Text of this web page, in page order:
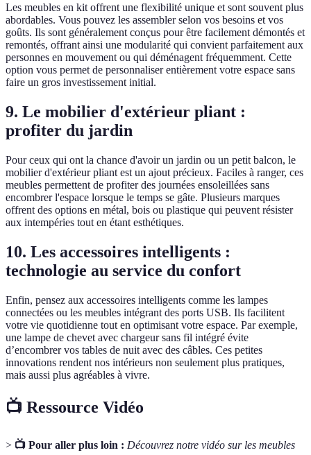
Les meubles en kit offrent une flexibilité unique et sont souvent plus
abordables. Vous pouvez les assembler selon vos besoins et vos
goûts. Ils sont généralement conçus pour être facilement démontés et
remontés, offrant ainsi une modularité qui convient parfaitement aux
personnes en mouvement ou qui déménagent fréquemment. Cette
option vous permet de personnaliser entièrement votre espace sans
faire un gros investissement initial.
9. Le mobilier d'extérieur pliant :
profiter du jardin
Pour ceux qui ont la chance d'avoir un jardin ou un petit balcon, le
mobilier d'extérieur pliant est un ajout précieux. Faciles à ranger, ces
meubles permettent de profiter des journées ensoleillées sans
encombrer l'espace lorsque le temps se gâte. Plusieurs marques
offrent des options en métal, bois ou plastique qui peuvent résister
aux intempéries tout en étant esthétiques.
10. Les accessoires intelligents :
technologie au service du confort
Enfin, pensez aux accessoires intelligents comme les lampes
connectées ou les meubles intégrant des ports USB. Ils facilitent
votre vie quotidienne tout en optimisant votre espace. Par exemple,
une lampe de chevet avec chargeur sans fil intégré évite
d’encombrer vos tables de nuit avec des câbles. Ces petites
innovations rendent nos intérieurs non seulement plus pratiques,
mais aussi plus agréables à vivre.
📺 Ressource Vidéo
> 📺 Pour aller plus loin : Découvrez notre vidéo sur les meubles